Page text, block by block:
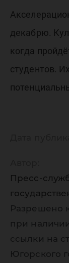
декабрю.
когда
студентов.
Пресс-
Разрешено
при
ссылки на
Югорского